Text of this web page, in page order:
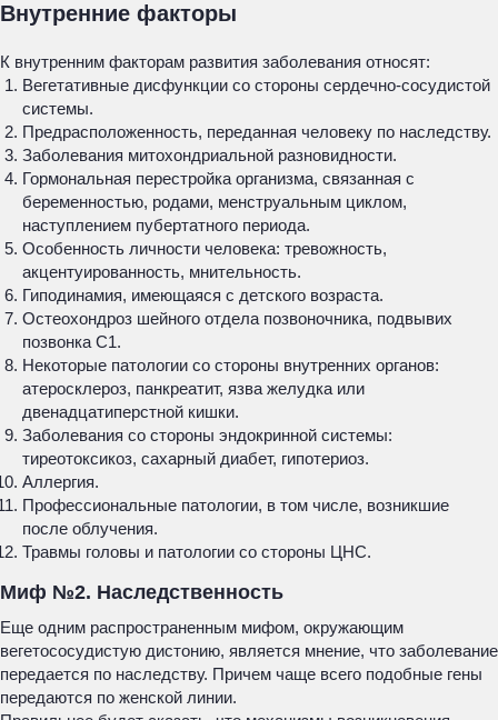
Внутренние факторы
К внутренним факторам развития заболевания относят:
Вегетативные дисфункции со стороны сердечно-сосудистой
системы.
Предрасположенность, переданная человеку по наследству.
Заболевания митохондриальной разновидности.
Гормональная перестройка организма, связанная с
беременностью, родами, менструальным циклом,
наступлением пубертатного периода.
Особенность личности человека: тревожность,
акцентуированность, мнительность.
Гиподинамия, имеющаяся с детского возраста.
Остеохондроз шейного отдела позвоночника, подвывих
позвонка С1.
Некоторые патологии со стороны внутренних органов:
атеросклероз, панкреатит, язва желудка или
двенадцатиперстной кишки.
Заболевания со стороны эндокринной системы:
тиреотоксикоз, сахарный диабет, гипотериоз.
Аллергия.
Профессиональные патологии, в том числе, возникшие
после облучения.
Травмы головы и патологии со стороны ЦНС.
Миф №2. Наследственность
Еще одним распространенным мифом, окружающим
вегетососудистую дистонию, является мнение, что заболевание
передается по наследству. Причем чаще всего подобные гены
передаются по женской линии.